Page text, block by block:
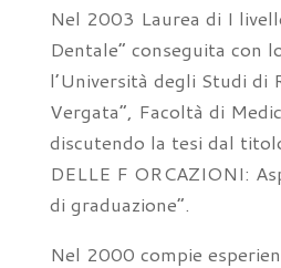
Nel 2003 Laurea di I
Dentale” conseguita con
l’Università degli Studi di
Vergata”, Facoltà di
discutendo la tesi dal
DELLE F ORCAZIONI:
di graduazione”.
Nel 2000 compie